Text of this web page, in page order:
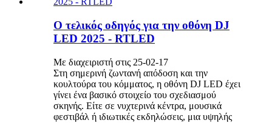
Ο τελικός οδηγός για την οθόνη DJ
LED 2025 - RTLED
Με διαχειριστή στις 25-02-17
Στη σημερινή ζωντανή απόδοση και την
κουλτούρα του κόμματος, η οθόνη DJ LED έχει
γίνει ένα βασικό στοιχείο του σχεδιασμού
σκηνής. Είτε σε νυχτερινά κέντρα, μουσικά
φεστιβάλ ή ιδιωτικές εκδηλώσεις, μια υψηλής